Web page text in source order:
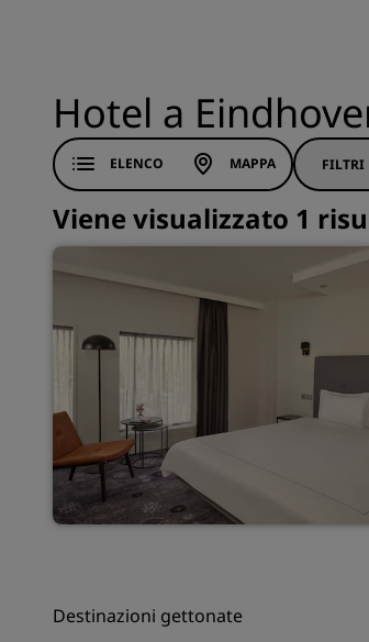
Hotel a
ELENCO MAPPA FILTRI
Viene visualizzato 1
Destinazioni gettonate